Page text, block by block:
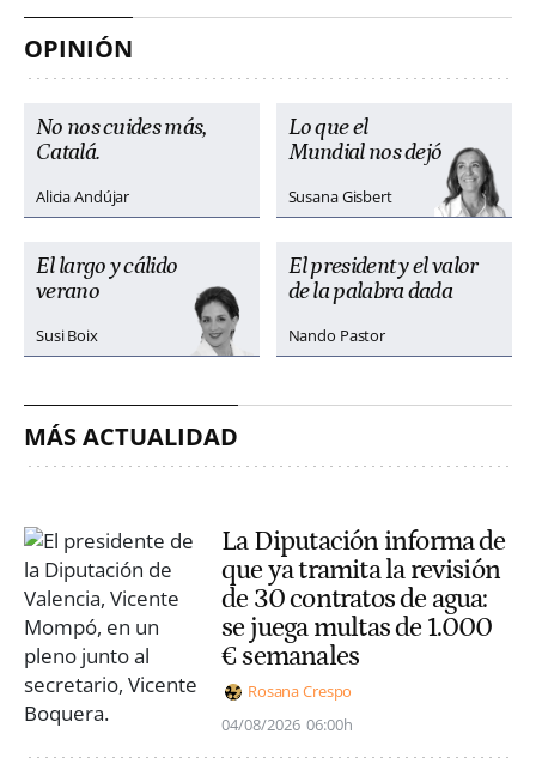
OPINIÓN
No nos cuides más,
Catalá.
Alicia Andújar
Lo que el
Mundial nos dejó
Susana Gisbert
El largo y cálido
verano
Susi Boix
El president y el valor
de la palabra dada
Nando Pastor
MÁS ACTUALIDAD
La Diputación informa de
que ya tramita la revisión
de 30 contratos de agua:
se juega multas de 1.000
€ semanales
Rosana Crespo
04/08/2026 06:00h